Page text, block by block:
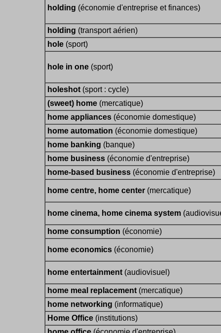
holding (économie d'entreprise et finances)
holding (transport aérien)
hole (sport)
hole in one (sport)
holeshot (sport : cycle)
(sweet) home (mercatique)
home appliances (économie domestique)
home automation (économie domestique)
home banking (banque)
home business (économie d'entreprise)
home-based business (économie d'entreprise)
home centre, home center (mercatique)
home cinema, home cinema system
home consumption (économie)
home economics (économie)
home entertainment (audiovisuel)
home meal replacement (mercatique)
home networking (informatique)
Home Office (institutions)